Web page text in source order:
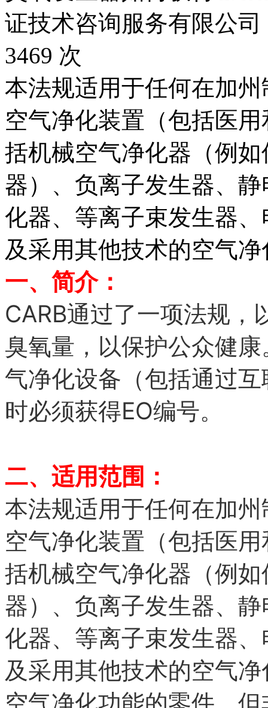
证技术咨询服务有限公
3469 次
本法规适用于任何在加
空气净化装置（包括医
括机械空气净化器（例
器）、负离子发生器、
化器、等离子束发生器
及采用其他技术的空气
一、简介：
CARB通过了一项法规，
臭氧量，以保护公众健
气净化设备（包括通过
时必须获得EO编号。
二、适用范围：
本法规适用于任何在加
空气净化装置（包括医
括机械空气净化器（例
器）、负离子发生器、
化器、等离子束发生器
及采用其他技术的空气
空气净化功能的零件，